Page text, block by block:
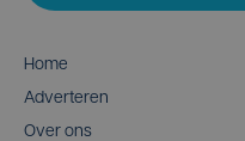
Home
Adverteren
Over ons